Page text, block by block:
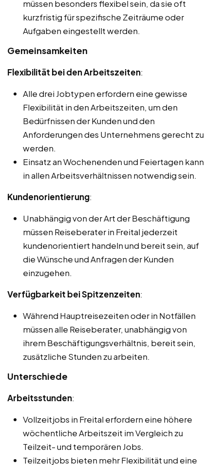
müssen besonders flexibel sein, da sie oft
kurzfristig für spezifische Zeiträume oder
Aufgaben eingestellt werden.
Gemeinsamkeiten
Flexibilität bei den Arbeitszeiten:
Alle drei Jobtypen erfordern eine gewisse
Flexibilität in den Arbeitszeiten, um den
Bedürfnissen der Kunden und den
Anforderungen des Unternehmens gerecht zu
werden.
Einsatz an Wochenenden und Feiertagen kann
in allen Arbeitsverhältnissen notwendig sein.
Kundenorientierung:
Unabhängig von der Art der Beschäftigung
müssen Reiseberater in Freital jederzeit
kundenorientiert handeln und bereit sein, auf
die Wünsche und Anfragen der Kunden
einzugehen.
Verfügbarkeit bei Spitzenzeiten:
Während Hauptreisezeiten oder in Notfällen
müssen alle Reiseberater, unabhängig von
ihrem Beschäftigungsverhältnis, bereit sein,
zusätzliche Stunden zu arbeiten.
Unterschiede
Arbeitsstunden:
Vollzeitjobs in Freital erfordern eine höhere
wöchentliche Arbeitszeit im Vergleich zu
Teilzeit- und temporären Jobs.
Teilzeitjobs bieten mehr Flexibilität und eine